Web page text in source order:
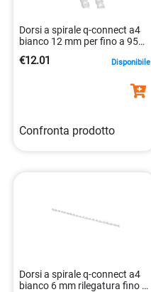
Dorsi a spirale q-connect a4
bianco 12 mm per fino a 95
€12.01 Disponibile
Confronta prodotto
Dorsi a spirale q-connect a4
bianco 6 mm rilegatura fino a